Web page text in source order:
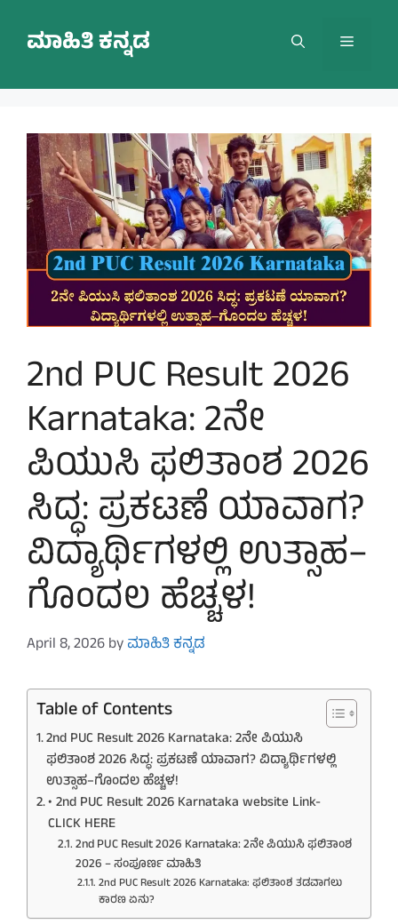
contentಮಾಹಿತಿ ಕನ್ನಡ Menu
2nd PUC Result 2026
Karnataka: 2ನೇ
ಪಿಯುಸಿ ಫಲಿತಾಂಶ 2026
ಸಿದ್ಧ: ಪ್ರಕಟಣೆ ಯಾವಾಗ?
ವಿದ್ಯಾರ್ಥಿಗಳಲ್ಲಿ ಉತ್ಸಾಹ–
ಗೊಂದಲ ಹೆಚ್ಚಳ!
April 8, 2026byಮಾಹಿತಿ ಕನ್ನಡ
Table of Contents
2nd PUC Result 2026 Karnataka: 2ನೇ ಪಿಯುಸಿ
ಫಲಿತಾಂಶ 2026 ಸಿದ್ಧ: ಪ್ರಕಟಣೆ ಯಾವಾಗ? ವಿದ್ಯಾರ್ಥಿಗಳಲ್ಲಿ
ಉತ್ಸಾಹ–ಗೊಂದಲ ಹೆಚ್ಚಳ!
• 2nd PUC Result 2026 Karnataka website Link-
CLICK HERE
2nd PUC Result 2026 Karnataka: 2ನೇ ಪಿಯುಸಿ ಫಲಿತಾಂಶ
2026 – ಸಂಪೂರ್ಣ ಮಾಹಿತಿ
2nd PUC Result 2026 Karnataka: ಫಲಿತಾಂಶ ತಡವಾಗಲು
ಕಾರಣ ಏನು?